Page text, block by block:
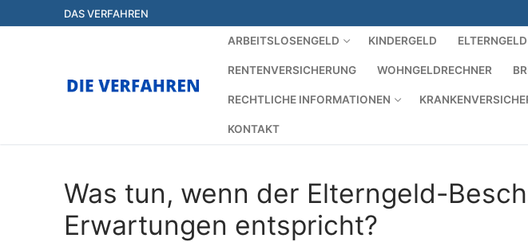
Inhalt
DAS VERFAHREN
ARBEITSLOSENGELD KINDERGELD ELTERNGELD
RENTENVERSICHERUNG WOHNGELDRECHNER
RECHTLICHE INFORMATIONEN
KONTAKT
Was tun, wenn der Elterngeld-
Erwartungen entspricht?